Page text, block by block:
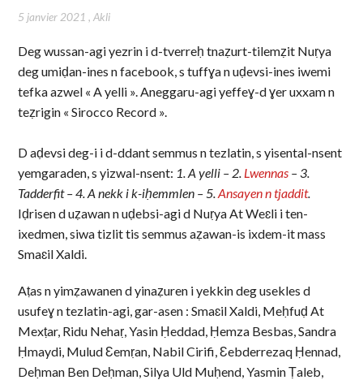
5 janvier 2021 ,Akli
Deg wussan-agi yezrin i d-tverreḥ tnaẓurt-tilemẓit Nuṛya
deg umiḍan-ines n facebook, s tuffɣa n uḍevsi-ines iwemi
tefka azwel « A yelli ». Aneggaru-agi yeffeɣ-d ɣer uxxam n
teẓrigin « Sirocco Record ».
D aḍevsi deg-i i d-ddant semmus n tezlatin, s yisental-nsent
yemgaraden, s yizwal-nsent: 1. A yelli – 2. Lwennas – 3.
Tadderfit – 4. A nekk i k-iḥemmlen – 5.Ansayen n tjaddit.
Iḍrisen d uẓawan n uḍebsi-agi d Nuṛya At Weɛli i ten-
ixedmen, siwa tizlit tis semmus aẓawan-is ixdem-it mass
Smaɛil Xaldi.
Aṭas n yimẓawanen d yinaẓuren i yekkin deg usekles d
usufeɣ n tezlatin-agi, gar-asen : Smaɛil Xaldi, Meḥfuḍ At
Mexṭar, Ridu Nehaṛ, Yasin Ḥeddad, Ḥemza Besbas, Sandra
Ḥmaydi, Mulud Ɛemṛan, Nabil Cirifi, Ɛebderrezaq Ḥennad,
Deḥman Ben Deḥman, Silya Uld Muḥend, Yasmin Ṭaleb,